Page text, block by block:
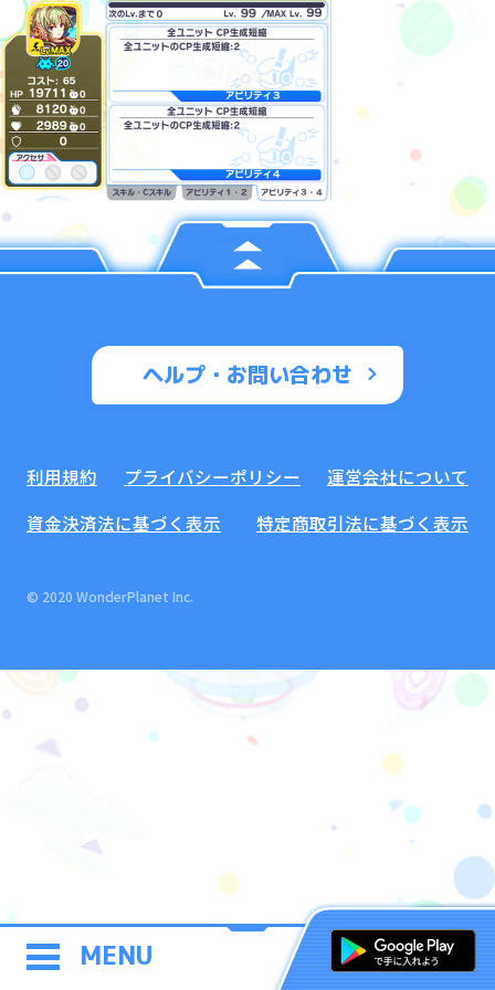
MENU
ヘルプ・お問い合わせ
利用規約 プライバシーポリシー
運営会社について
資金決済法に基づく表示
特定商取引法に基づく表示
© 2020 WonderPlanet Inc.